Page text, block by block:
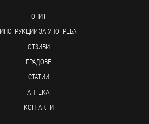
ОПИТ
ИНСТРУКЦИИ ЗА УПОТРЕБА
ОТЗИВИ
ГРАДОВЕ
СТАТИИ
АПТЕКА
КОНТАКТИ